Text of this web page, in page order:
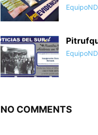
NO COMMENTS